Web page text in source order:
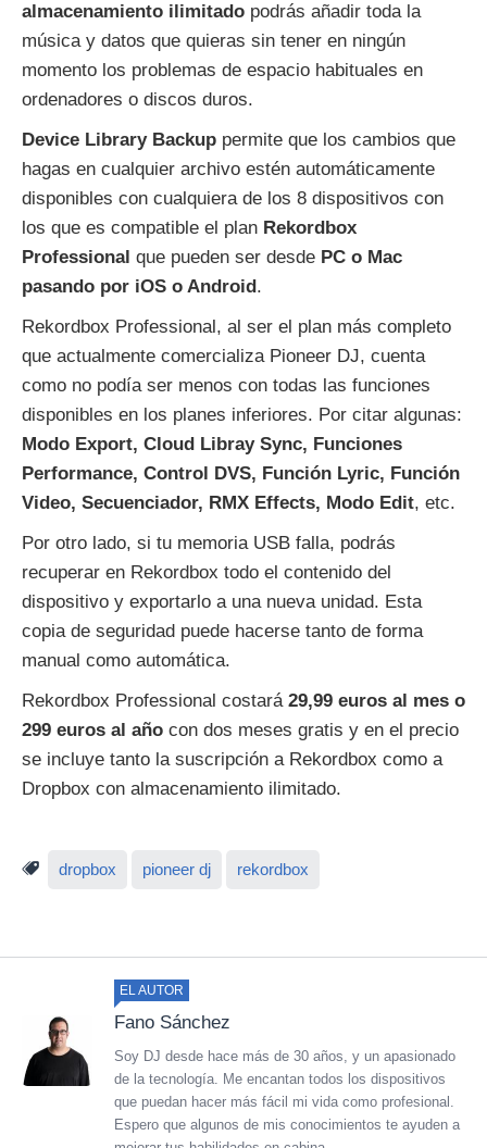
almacenamiento ilimitado podrás añadir toda la
música y datos que quieras sin tener en ningún
momento los problemas de espacio habituales en
ordenadores o discos duros.
Device Library Backup permite que los cambios que
hagas en cualquier archivo estén automáticamente
disponibles con cualquiera de los 8 dispositivos con
los que es compatible el plan Rekordbox
Professional que pueden ser desde PC o Mac
pasando por iOS o Android .
Rekordbox Professional, al ser el plan más completo
que actualmente comercializa Pioneer DJ, cuenta
como no podía ser menos con todas las funciones
disponibles en los planes inferiores. Por citar algunas:
Modo Export, Cloud Libray Sync, Funciones
Performance, Control DVS, Función Lyric, Función
Video, Secuenciador, RMX Effects, Modo Edit, etc.
Por otro lado, si tu memoria USB falla, podrás
recuperar en Rekordbox todo el contenido del
dispositivo y exportarlo a una nueva unidad. Esta
copia de seguridad puede hacerse tanto de forma
manual como automática.
Rekordbox Professional costará 29,99 euros al mes o
299 euros al año con dos meses gratis y en el precio
se incluye tanto la suscripción a Rekordbox como a
Dropbox con almacenamiento ilimitado.
dropbox pioneer dj rekordbox
EL AUTOR
Fano Sánchez
Soy DJ desde hace más de 30 años, y un apasionado
de la tecnología. Me encantan todos los dispositivos
que puedan hacer más fácil mi vida como profesional.
Espero que algunos de mis conocimientos te ayuden a